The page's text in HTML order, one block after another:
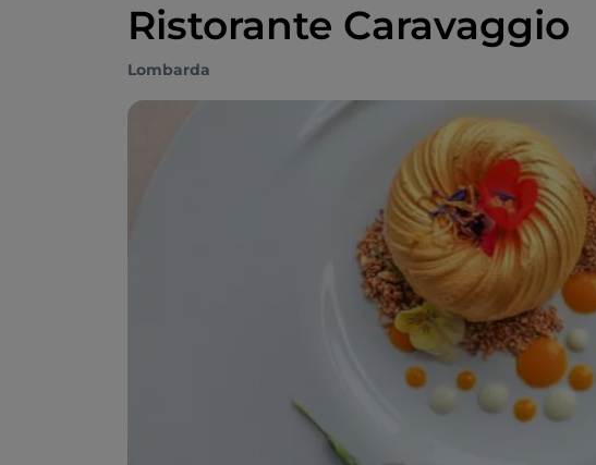
Ristorante Caravaggio
Lombarda